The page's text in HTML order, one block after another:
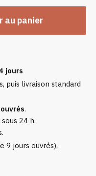
au panier
jours
puis livraison standard
.
24 h.
9 jours ouvrés),